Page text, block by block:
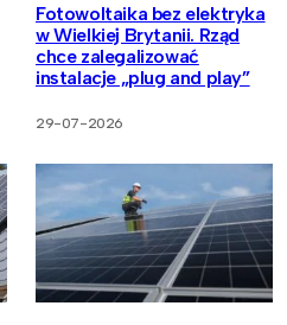
Fotowoltaika bez elektryka
w Wielkiej Brytanii. Rząd
chce zalegalizować
instalacje „plug and play”
29-07-2026